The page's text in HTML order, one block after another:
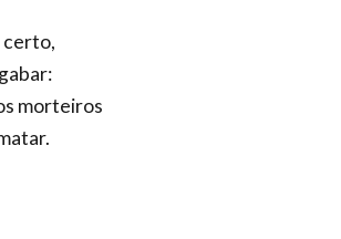
certo,
morteiros